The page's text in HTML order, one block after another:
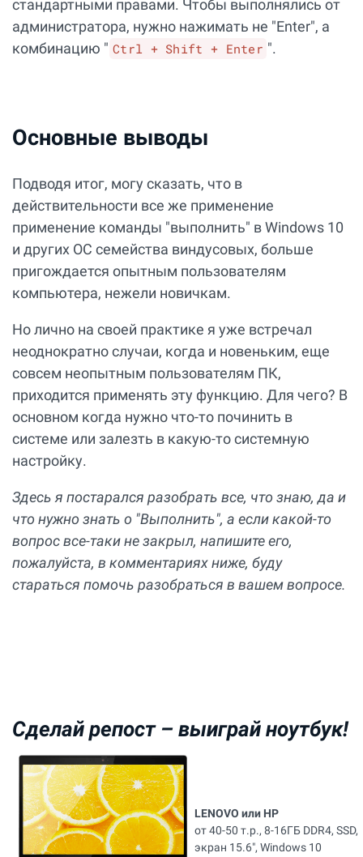
стандартными правами. Чтобы выполнялись от
администратора, нужно нажимать не "Enter", а
комбинацию " Ctrl + Shift + Enter ".
Основные выводы
Подводя итог, могу сказать, что в
действительности все же применение
применение команды "выполнить" в Windows 10
и других ОС семейства виндусовых, больше
пригождается опытным пользователям
компьютера, нежели новичкам.
Но лично на своей практике я уже встречал
неоднократно случаи, когда и новеньким, еще
совсем неопытным пользователям ПК,
приходится применять эту функцию. Для чего? В
основном когда нужно что-то починить в
системе или залезть в какую-то системную
настройку.
Здесь я постарался разобрать все, что знаю, да и
что нужно знать о "Выполнить", а если какой-то
вопрос все-таки не закрыл, напишите его,
пожалуйста, в комментариях ниже, буду
стараться помочь разобраться в вашем вопросе.
Сделай репост – выиграй ноутбук!
LENOVO или HP
от 40-50 т.р., 8-16ГБ DDR4, SSD,
экран 15.6", Windows 10